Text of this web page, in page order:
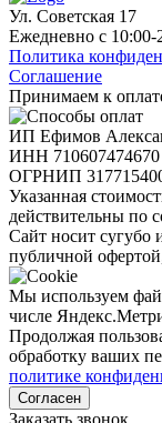
Ул. Советская 17
Ежедневно с 10:00-
Политика
Соглашение
Принимаем к
ИП Ефимов
ИНН 710607474670
ОГРНИП
Указанная
действительны по
Сайт носит сугубо
публичной
Мы используем
числе
Продолжая
обработку ваших
политике
Согласен
Заказать звонок